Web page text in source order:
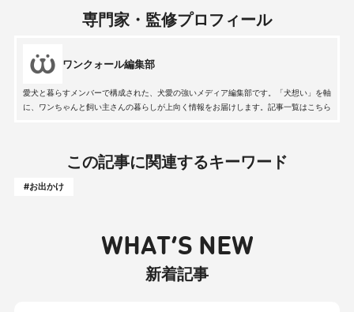
専門家・監修プロフィール
ワンクォール編集部
愛犬と暮らすメンバーで構成された、犬愛の強いメディア編集部です。「犬想い」を軸
に、ワンちゃんと飼い主さんの暮らしが上向く情報をお届けします。記事一覧はこちら
この記事に関連するキーワード
#お出かけ
WHAT’S NEW
新着記事